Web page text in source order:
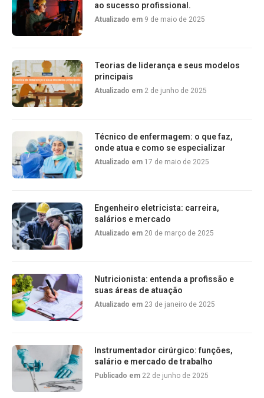
ao sucesso profissional.
Atualizado em 9 de maio de 2025
Teorias de liderança e seus modelos
principais
Atualizado em 2 de junho de 2025
Técnico de enfermagem: o que faz,
onde atua e como se especializar
Atualizado em 17 de maio de 2025
Engenheiro eletricista: carreira,
salários e mercado
Atualizado em 20 de março de 2025
Nutricionista: entenda a profissão e
suas áreas de atuação
Atualizado em 23 de janeiro de 2025
Instrumentador cirúrgico: funções,
salário e mercado de trabalho
Publicado em 22 de junho de 2025